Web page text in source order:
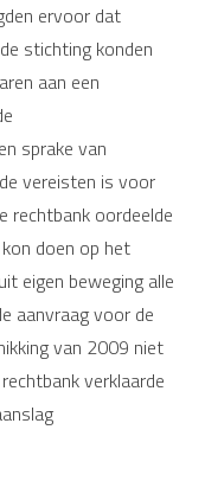
ervoor dat
stichting konden
aan een
sprake van
vereisten is voor
rechtbank oordeelde
doen op het
eigen beweging alle
aanvraag voor de
van 2009 niet
verklaarde